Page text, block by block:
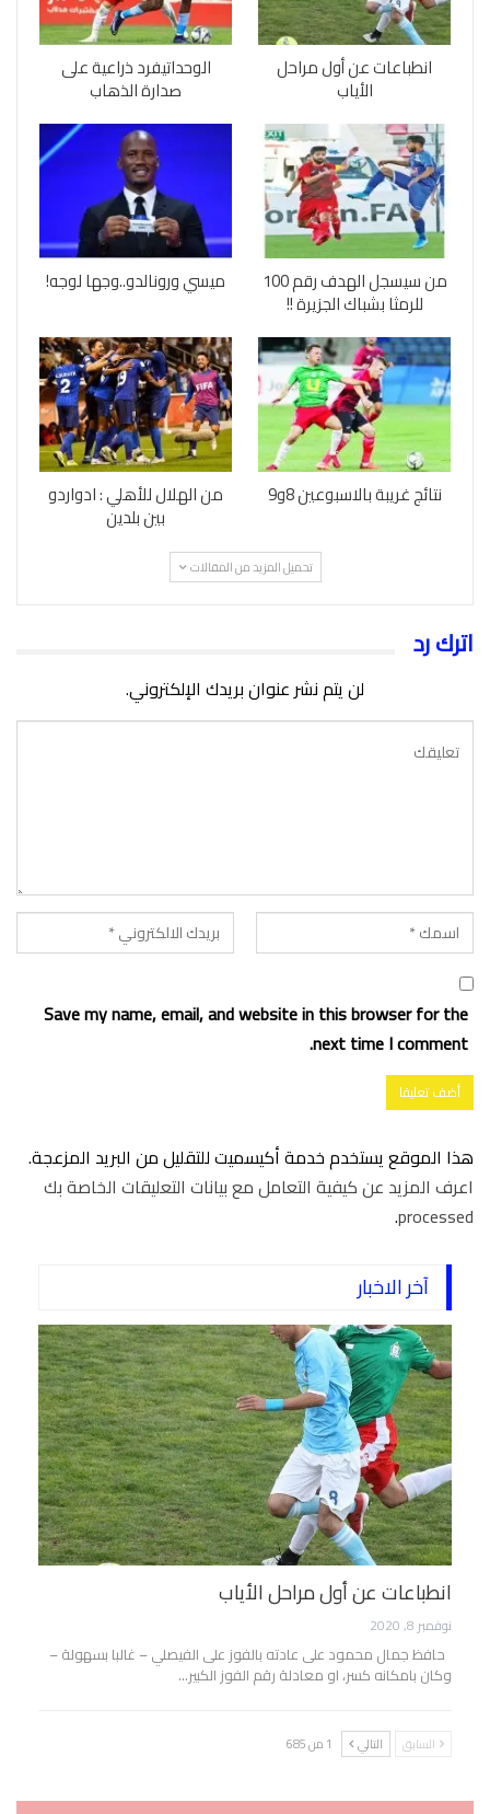
انطباعات عن أول مراحل
الأياب
الوحداتيفرد ذراعية على
صدارة الذهاب
من سيسجل الهدف رقم 100
للرمثا بشباك الجزيرة !!
ميسي ورونالدو..وجها لوجه!
نتائج غريبة بالاسبوعين 8و9 من الهلال للأهلي : ادواردو
بين بلدين
تحميل المزيد من المقالات
اترك رد
لن يتم نشر عنوان بريدك الإلكتروني.
Save my name, email, and website in this browser for the
next time I comment.
هذا الموقع يستخدم خدمة أكيسميت للتقليل من البريد المزعجة.
اعرف المزيد عن كيفية التعامل مع بيانات التعليقات الخاصة بك
processed
.
آخر الاخبار
انطباعات عن أول مراحل الأياب
نوفمبر 8, 2020
حافظ جمال محمود على عادته بالفوز على الفيصلي – غالبا بسهولة –
وكان بامكانه كسر، او معادلة رقم الفوز الكبير…
السابق التالي 1 من 685